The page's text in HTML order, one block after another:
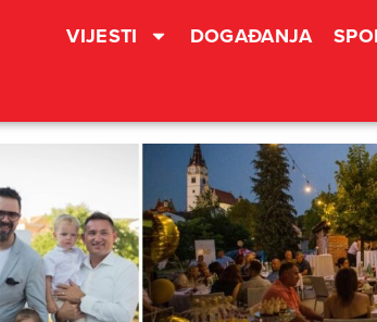
VIJESTI DOGAĐANJA